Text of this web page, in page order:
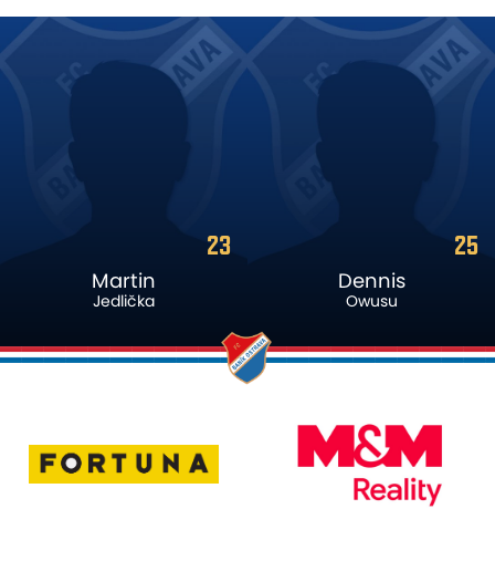
25
Dennis
Owusu
83
Roan
Nogha